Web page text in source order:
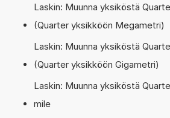
Laskin: Muunna yksiköstä
(Quarter yksikköön Megametri)
Laskin: Muunna yksiköstä
(Quarter yksikköön Gigametri)
Laskin: Muunna yksiköstä
mile